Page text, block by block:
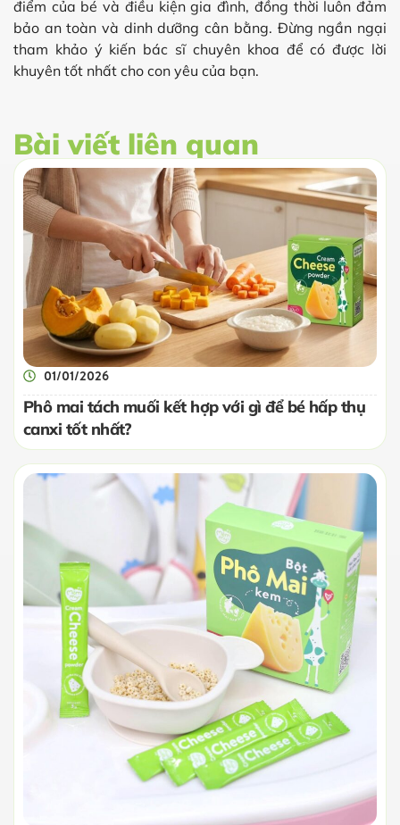
điểm của bé và điều kiện gia đình, đồng thời luôn đảm
bảo an toàn và dinh dưỡng cân bằng. Đừng ngần ngại
tham khảo ý kiến bác sĩ chuyên khoa để có được lời
khuyên tốt nhất cho con yêu của bạn.
Bài viết liên quan
01/01/2026
Phô mai tách muối kết hợp với gì để bé hấp thụ
canxi tốt nhất?